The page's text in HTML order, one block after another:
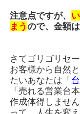
注意点ですが、
まうので、金額
さてゴリゴリセ
お客様から自然
たいあなたは「
「売れる営業台
作成体得しませ